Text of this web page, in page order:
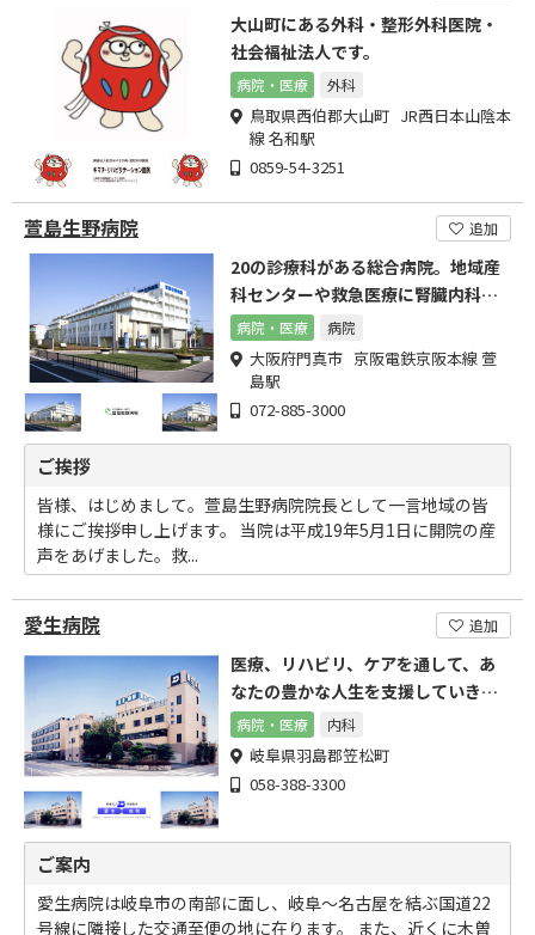
大山町にある外科・整形外科医院・
社会福祉法人です。
病院・医療 外科
鳥取県西伯郡大山町 JR西日本山陰本
線 名和駅
0859-54-3251
萱島生野病院 追加
20の診療科がある総合病院。地域産
科センターや救急医療に腎臓内科・
透析センターがあります。
病院・医療 病院
大阪府門真市 京阪電鉄京阪本線 萱
島駅
072-885-3000
ご挨拶
皆様、はじめまして。萱島生野病院院長として一言地域の皆
様にご挨拶申し上げます。 当院は平成19年5月1日に開院の産
声をあげました。救...
愛生病院 追加
医療、リハビリ、ケアを通して、あ
なたの豊かな人生を支援していきた
いと考えています。
病院・医療 内科
岐阜県羽島郡笠松町
058-388-3300
ご案内
愛生病院は岐阜市の南部に面し、岐阜～名古屋を結ぶ国道22
号線に隣接した交通至便の地に在ります。 また、近くに木曽